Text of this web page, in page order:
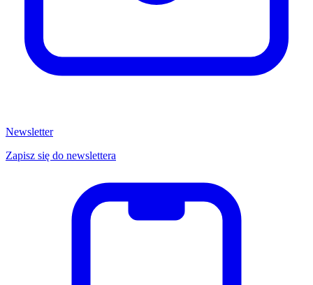
Newsletter
Zapisz się do newslettera